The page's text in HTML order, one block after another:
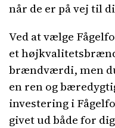
når de er på vej til
Ved at vælge
et
brændværdi, men
en ren og
investering i
givet ud både for